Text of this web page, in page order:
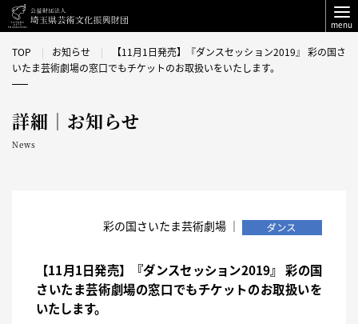
menu
TOP お知らせ
【11月1日発売】『ダンスセッション2019』 彩の国さ
いたま芸術劇場の窓口でもチケットのお取扱いをいたします。
詳細｜お知らせ
News
彩の国さいたま芸術劇場 ｜
【11月1日発売】『ダンスセッション2019』 彩の国
さいたま芸術劇場の窓口でもチケットのお取扱いを
いたします。